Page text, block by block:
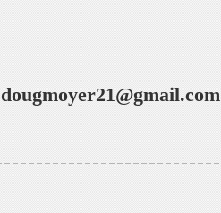
dougmoyer21@gmail.com